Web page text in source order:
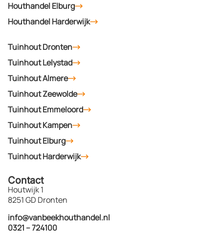
Houthandel Elburg
Houthandel Harderwijk
Tuinhout Dronten
Tuinhout Lelystad
Tuinhout Almere
Tuinhout Zeewolde
Tuinhout Emmeloord
Tuinhout Kampen
Tuinhout Elburg
Tuinhout Harderwijk
Contact
Houtwijk 1
8251 GD Dronten
info@vanbeekhouthandel.nl
0321 – 724100